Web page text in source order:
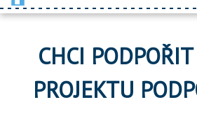
CHCI
PROJEKTU